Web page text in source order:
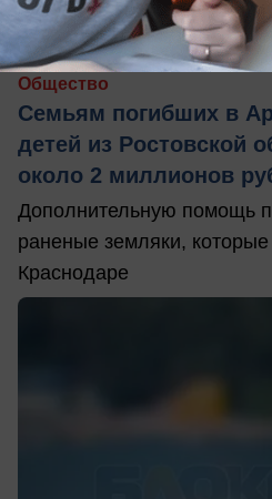
вчера в 19:00
Общество
Семьям погибших в
детей из Ростовской
около 2 миллионов
Дополнительную помощь
раненые земляки,
Краснодаре